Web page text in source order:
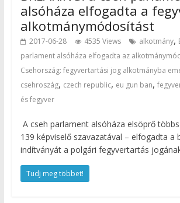
alsóháza elfogadta a
alkotmánymódosítást
2017-06-28 4535 Views alkotmány,
parlament alsóháza elfogadta az
Csehország: fegyvertartási jog alkotmányba
csehroszág, czech republic, eu gun ban,
és fegyver
A cseh parlament alsóháza elsöprő
139 képviselő szavazatával – elfogadta a
indítványát a polgári fegyvertartás
Tudj meg többet!